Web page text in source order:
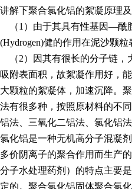
讲解下聚合氯化铝的絮凝原理及
（1）由于其具有性基因—酰
(Hydrogen)健的作用在泥沙颗粒
（2）因其有很长的分子链，
吸附表面积，故絮凝作用好，
大颗粒的絮凝体，加速沉降。
法有很多种，按照原材料的不
铝法、三氧化二铝法、氯化铝
氯化铝是一种无机高分子混凝
多价阴离子的聚合作用而生产
分子水处理药剂）的特点主要
定的。聚合氯化铝固体聚合氯